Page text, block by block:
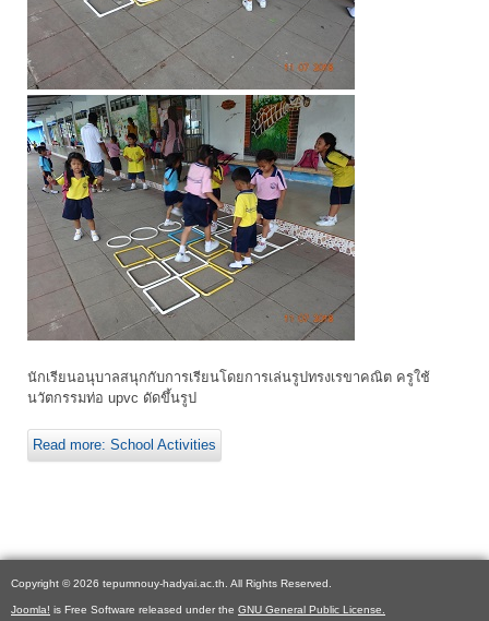
นักเรียนอนุบาลสนุกกับการเรียนโดยการเล่นรูปทรงเรขาคณิต ครูใช้
นวัตกรรมท่อ upvc ดัดขึ้นรูป
Read more: School Activities
Copyright © 2026 tepumnouy-hadyai.ac.th. All Rights Reserved.
Joomla! is Free Software released under the GNU General Public License.